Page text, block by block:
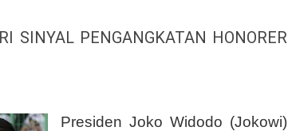
SINYAL PENGANGKATAN HONORER
Presiden Joko Widodo (Jokowi)